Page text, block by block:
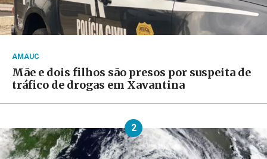
AMAUC
Mãe e dois filhos são presos por suspeita de
tráfico de drogas em Xavantina
2